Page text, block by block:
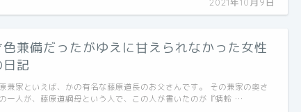
色兼備だったがゆえに甘えられなかった女性
記
兼家といえば、かの有名な藤原道長のお父さんです。 その兼家の奥さ
一人が、藤原道綱母という人で、この人が書いたのが『蜻蛉 …